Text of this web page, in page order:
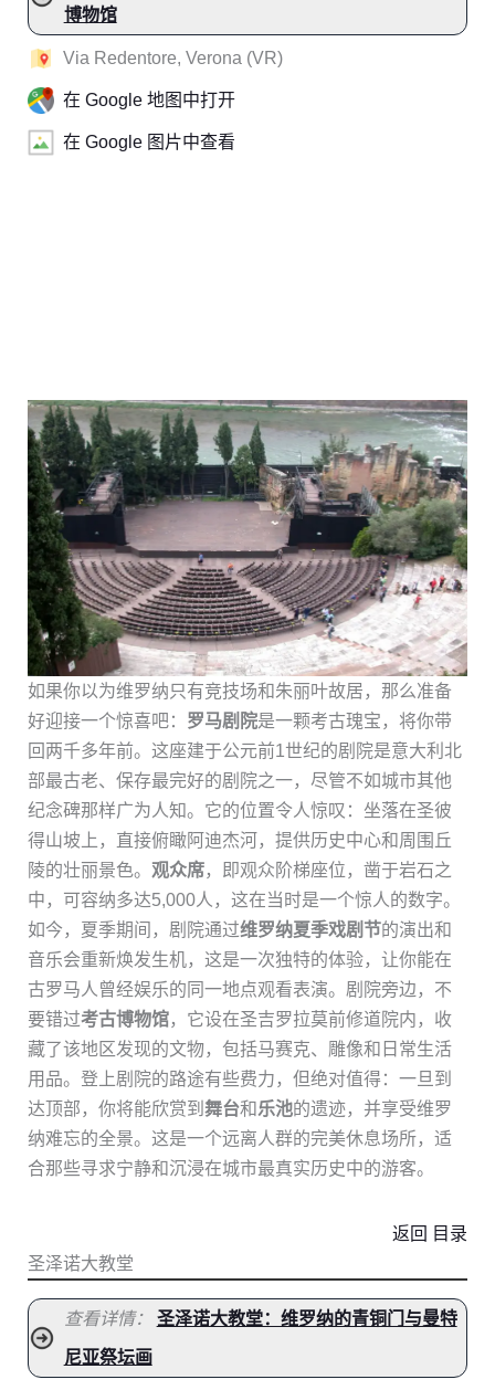
博物馆
Via Redentore, Verona (VR)
在 Google 地图中打开
在 Google 图片中查看
如果你以为维罗纳只有竞技场和朱丽叶故居，那么准备
好迎接一个惊喜吧： 罗马剧院是一颗考古瑰宝，将你带
回两千多年前。这座建于公元前1世纪的剧院是意大利北
部最古老、保存最完好的剧院之一，尽管不如城市其他
纪念碑那样广为人知。它的位置令人惊叹：坐落在圣彼
得山坡上，直接俯瞰阿迪杰河，提供历史中心和周围丘
陵的壮丽景色。 观众席，即观众阶梯座位，凿于岩石之
中，可容纳多达5,000人，这在当时是一个惊人的数字。
如今，夏季期间，剧院通过维罗纳夏季戏剧节的演出和
音乐会重新焕发生机，这是一次独特的体验，让你能在
古罗马人曾经娱乐的同一地点观看表演。剧院旁边，不
要错过考古博物馆，它设在圣吉罗拉莫前修道院内，收
藏了该地区发现的文物，包括马赛克、雕像和日常生活
用品。登上剧院的路途有些费力，但绝对值得：一旦到
达顶部，你将能欣赏到 舞台和乐池的遗迹，并享受维罗
纳难忘的全景。这是一个远离人群的完美休息场所，适
合那些寻求宁静和沉浸在城市最真实历史中的游客。
圣泽诺大教堂
返回 目录
查看详情： 圣泽诺大教堂：维罗纳的青铜门与曼特
尼亚祭坛画